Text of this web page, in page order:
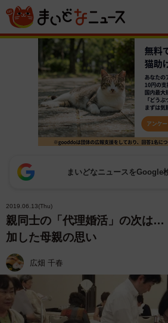
まいどなニュースをGoogle
2019.06.13(Thu)
親同士の「代理婚活」の次は
加した母親の思い
広畑 千春